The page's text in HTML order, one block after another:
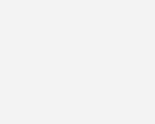
und die Herausforderungen
den Absatz auf den Einbau
oder -
ist die Wärmepumpe bereits